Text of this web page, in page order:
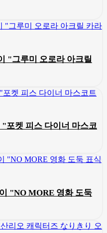
"그루미 오로라 아크릴
포켓 피스 다이너 마스코
"NO MORE 영화 도둑